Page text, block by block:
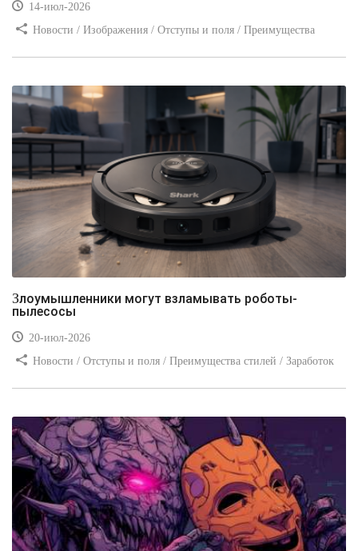
14-июл-2026
Новости / Изображения / Отступы и поля / Преимущества
Злоумышленники могут взламывать роботы-
пылесосы
20-июл-2026
Новости / Отступы и поля / Преимущества стилей / Заработок